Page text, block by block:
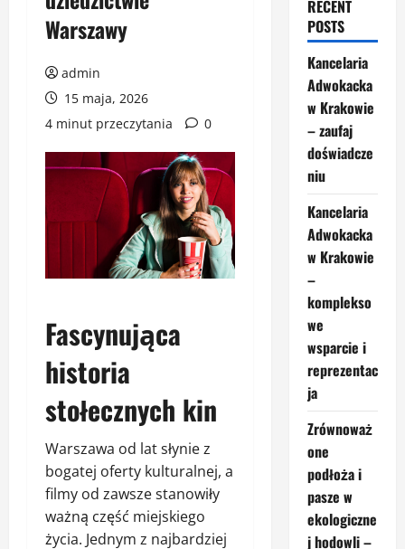
Warszawy
admin
15 maja, 2026
4 minut przeczytania
0
Fascynująca
historia
stołecznych kin
Warszawa od lat słynie z
bogatej oferty kulturalnej, a
filmy od zawsze stanowiły
ważną część miejskiego
życia. Jednym z najbardziej
RECENT
POSTS
Kancelaria
Adwokacka
w Krakowie
– zaufaj
doświadcze
niu
Kancelaria
Adwokacka
w Krakowie
–
komplekso
we
wsparcie i
reprezentac
ja
Zrównoważ
one
podłoża i
pasze w
ekologiczne
j hodowli –